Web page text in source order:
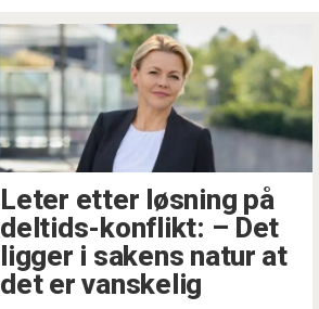
Leter etter løsning på
deltids-konflikt: – Det
ligger i sakens natur at
det er vanskelig